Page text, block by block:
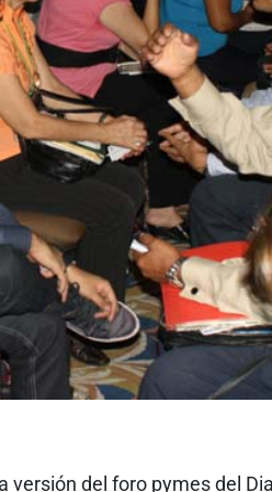
del foro pymes del